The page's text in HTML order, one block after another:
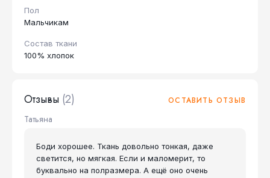
Пол
Мальчикам
Состав ткани
100% хлопок
Отзывы (2) ОСТАВИТЬ ОТЗЫВ
Татьяна
Боди хорошее. Ткань довольно тонкая, даже
светится, но мягкая. Если и маломерит, то
буквально на полразмера. А ещё оно очень